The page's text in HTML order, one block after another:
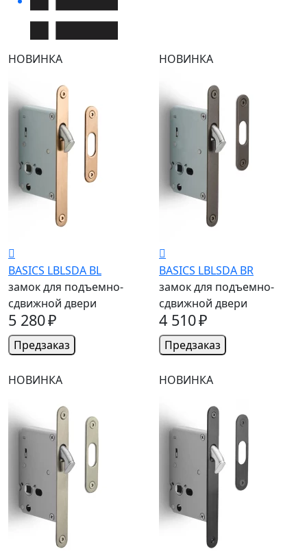
НОВИНКА
BASICS LBLSDA BL
замок для подъемно-
сдвижной двери
5 280 ₽
Предзаказ
НОВИНКА
BASICS LBLSDA BR
замок для подъемно-
сдвижной двери
4 510 ₽
Предзаказ
НОВИНКА НОВИНКА